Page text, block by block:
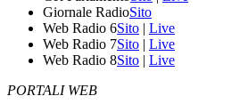
Giornale RadioSito
Web Radio 6Sito | Live
Web Radio 7Sito | Live
Web Radio 8Sito | Live
PORTALI WEB